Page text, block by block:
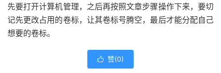
先要打开计算机管理，之后再按照文章步骤操作下来，要切
记先更改占用的卷标，让其卷标号腾空，最后才能分配自己
想要的卷标。
 赞(0)